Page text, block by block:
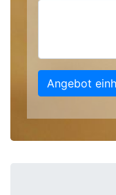
Angebot